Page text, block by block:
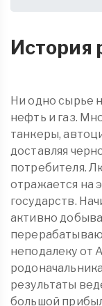
История
Ни одно сырье
нефть и газ.
танкеры,
доставляя
потребителя.
отражается на
государств.
активно
неподалеку от
результаты
большой